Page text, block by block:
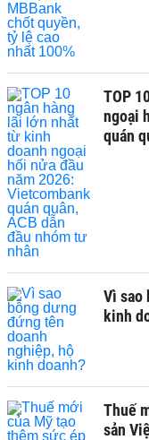
TOP
ngoại
quán
Vì sao
kinh
Thuế
sản